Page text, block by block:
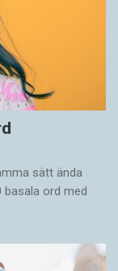
sätt ända
basala ord med